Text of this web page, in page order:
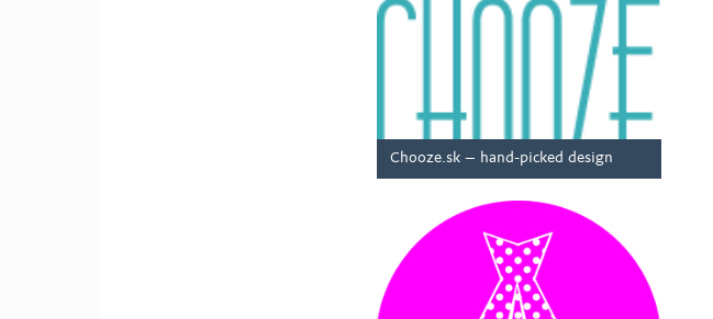
Chooze.sk – hand-picked design